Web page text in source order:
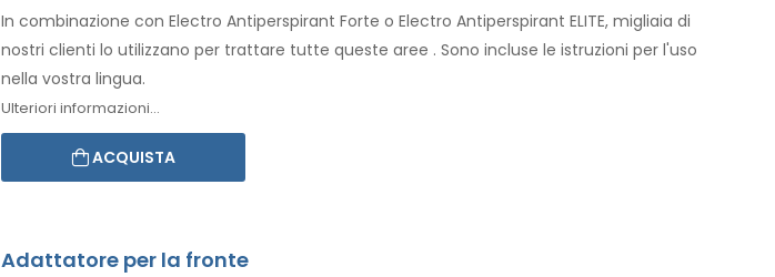
In combinazione con Electro Antiperspirant Forte o Electro Antiperspirant ELITE, migliaia di
nostri clienti lo utilizzano per trattare tutte queste aree . Sono incluse le istruzioni per l'uso
nella vostra lingua.
Ulteriori informazioni...
ACQUISTA
Adattatore per la fronte